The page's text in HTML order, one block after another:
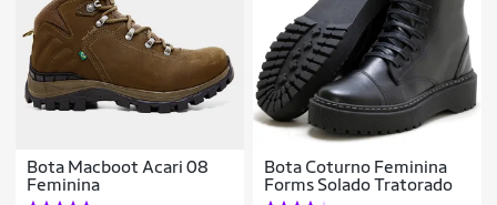
Bota Macboot Acari 08
Feminina
Bota Coturno Feminina
Forms Solado Tratorado